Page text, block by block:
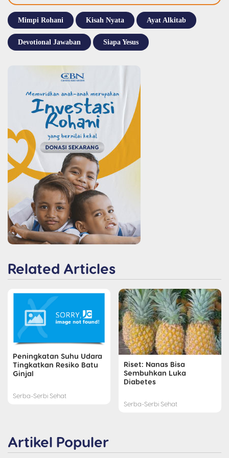
Mimpi Rohani Kisah Nyata Ayat Alkitab
Devotional Jawaban Siapa Yesus
Related Articles
Peningkatan Suhu Udara
Tingkatkan Resiko Batu
Ginjal
Serba-Serbi Sehat
Riset: Nanas Bisa
Sembuhkan Luka
Diabetes
Serba-Serbi Sehat
Artikel Populer